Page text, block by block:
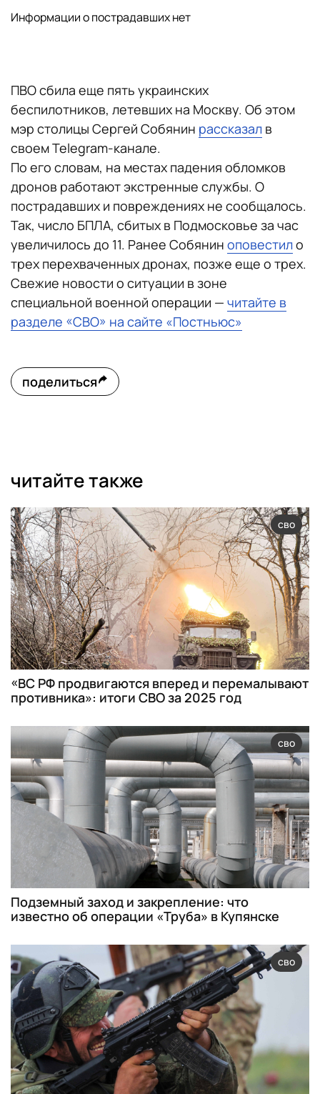
Информации о пострадавших нет
ПВО сбила еще пять украинских
беспилотников, летевших на Москву. Об этом
мэр столицы Сергей Собянин рассказал в
своем Telegram-канале.
По его словам, на местах падения обломков
дронов работают экстренные службы. О
пострадавших и повреждениях не сообщалось.
Так, число БПЛА, сбитых в Подмосковье за час
увеличилось до 11. Ранее Собянин оповестило
трех перехваченных дронах, позже еще о трех.
Свежие новости о ситуации в зоне
специальной военной операции — читайте в
разделе «СВО» на сайте «Постньюс»
поделиться
читайте также
сво
«ВС РФ продвигаются вперед и перемалывают
противника»: итоги СВО за 2025 год
сво
Подземный заход и закрепление: что
известно об операции «Труба» в Купянске
сво